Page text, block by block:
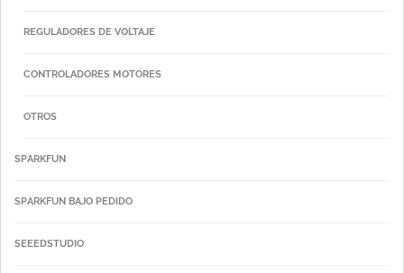
REGULADORES DE VOLTAJE
CONTROLADORES MOTORES
OTROS
SPARKFUN
SPARKFUN BAJO PEDIDO
SEEEDSTUDIO